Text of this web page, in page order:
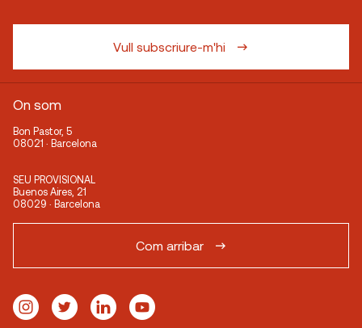
Vull subscriure-m'hi
On som
Bon Pastor, 5
08021 · Barcelona
SEU PROVISIONAL
Buenos Aires, 21
08029 · Barcelona
Com arribar